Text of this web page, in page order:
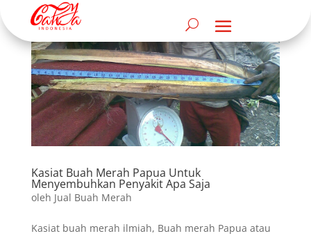
Kasiat Buah Merah Papua Untuk
Menyembuhkan Penyakit Apa Saja
oleh Jual Buah Merah
Kasiat buah merah ilmiah, Buah merah Papua atau